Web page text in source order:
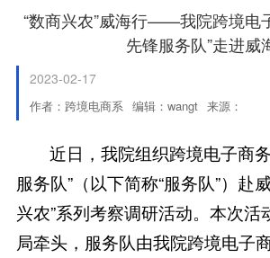
“数商兴农”威海行——我院跨境电
先锋服务队”走进威
2023-02-17
作者：跨境电商系 编辑：wangt 来源：
近日，我院组织跨境电子商
服务队”（以下简称“服务队”）赴
兴农”系列考察调研活动。本次活
局牵头，服务队由我院跨境电子